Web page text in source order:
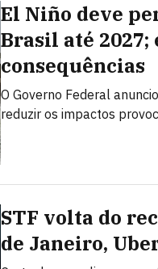
El Niño deve
Brasil até 2027;
consequências
O Governo Federal
reduzir os impactos
STF volta do
de Janeiro,